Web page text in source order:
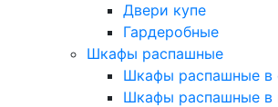
Двери купе
Гардеробные
Шкафы распашные
Шкафы распашные в
Шкафы распашные в